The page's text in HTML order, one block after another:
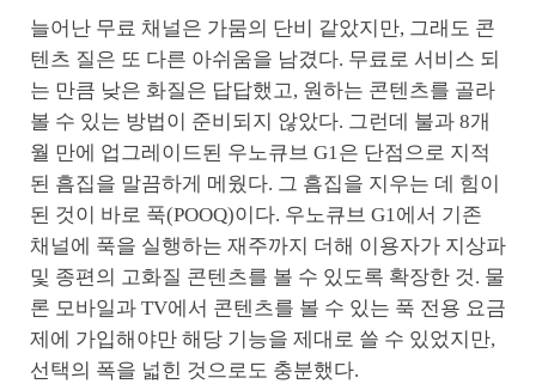
늘어난 무료 채널은 가뭄의 단비 같았지만, 그래도 콘
텐츠 질은 또 다른 아쉬움을 남겼다. 무료로 서비스 되
는 만큼 낮은 화질은 답답했고, 원하는 콘텐츠를 골라
볼 수 있는 방법이 준비되지 않았다. 그런데 불과 8개
월 만에 업그레이드된 우노큐브 G1은 단점으로 지적
된 흠집을 말끔하게 메웠다. 그 흠집을 지우는 데 힘이
된 것이 바로 푹(POOQ)이다. 우노큐브 G1에서 기존
채널에 푹을 실행하는 재주까지 더해 이용자가 지상파
및 종편의 고화질 콘텐츠를 볼 수 있도록 확장한 것. 물
론 모바일과 TV에서 콘텐츠를 볼 수 있는 푹 전용 요금
제에 가입해야만 해당 기능을 제대로 쓸 수 있었지만,
선택의 폭을 넓힌 것으로도 충분했다.